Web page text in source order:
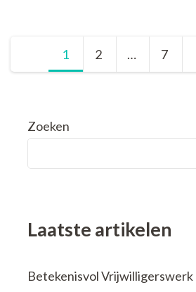
Berichtnavigatie
Pagina
1 Pagina
2 … Pagina
7
Zoeken
Laatste artikelen
Betekenisvol Vrijwilligerswerk